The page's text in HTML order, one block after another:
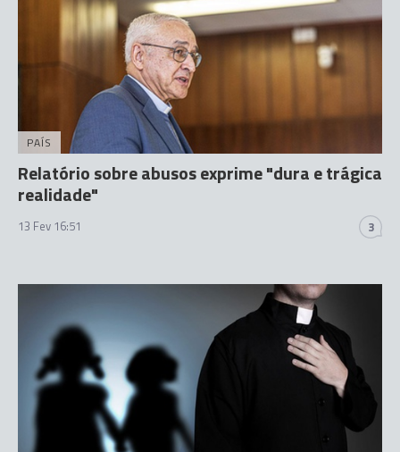
PAÍS
Relatório sobre abusos exprime "dura e trágica
realidade"
13 Fev 16:51 3